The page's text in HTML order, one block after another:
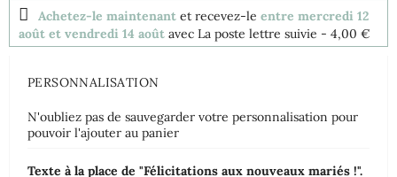
Achetez-le maintenant et recevez-le entre mercredi 12
août et vendredi 14 août avec La poste lettre suivie - 4,00 €
PERSONNALISATION
N'oubliez pas de sauvegarder votre personnalisation pour
pouvoir l'ajouter au panier
Texte à la place de "Félicitations aux nouveaux mariés !".